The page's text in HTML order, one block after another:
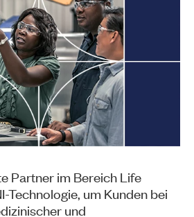
Partner im Bereich Life
Technologie, um Kunden bei
und